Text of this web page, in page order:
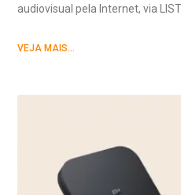
audiovisual pela Internet, via
VEJA MAIS...